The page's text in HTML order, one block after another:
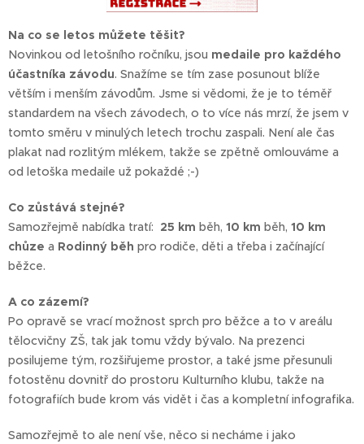
Na co se letos můžete těšit?
Novinkou od letošního ročníku, jsou medaile pro každého
účastníka závodu. Snažíme se tím zase posunout blíže
větším i menším závodům. Jsme si vědomi, že je to téměř
standardem na všech závodech, o to více nás mrzí, že jsem v
tomto směru v minulých letech trochu zaspali. Není ale čas
plakat nad rozlitým mlékem, takže se zpětně omlouváme a
od letoška medaile už pokaždé ;-)
Co zůstává stejné?
Samozřejmě nabídka tratí: 25 km běh, 10 km běh, 10 km
chůze a Rodinný běh pro rodiče, děti a třeba i začínající
běžce.
A co zázemí?
Po opravě se vrací možnost sprch pro běžce a to v areálu
tělocvičny ZŠ, tak jak tomu vždy bývalo. Na prezenci
posilujeme tým, rozšiřujeme prostor, a také jsme přesunuli
fotostěnu dovnitř do prostoru Kulturního klubu, takže na
fotografiích bude krom vás vidět i čas a kompletní infografika.
Samozřejmě to ale není vše, něco si necháme i jako